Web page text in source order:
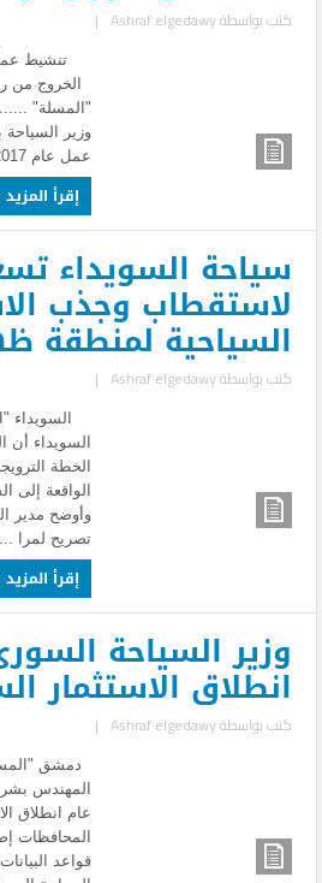
كتب بواسطةAshraf elgedawy
|
تنشيط عمل
الخروج من
"المسلة"
وزير السياحة
عمل عام 2017 والوقوف على آلية التن ...
إقرأ المزيد
سياحة السويداء
لاستقطاب وجذب
السياحية لمنطقة
كتب بواسطةAshraf elgedawy
|
السويداء
السويداء أن
الخطة
الواقعة إلى
وأوضح مدير
تصريح لمرا ...
إقرأ المزيد
انطلاق الاستثمار
كتب بواسطةAshraf elgedawy
|
دمشق
عام انطلاق
المحافظات
قواعد